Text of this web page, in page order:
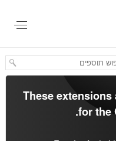
These
for the
.